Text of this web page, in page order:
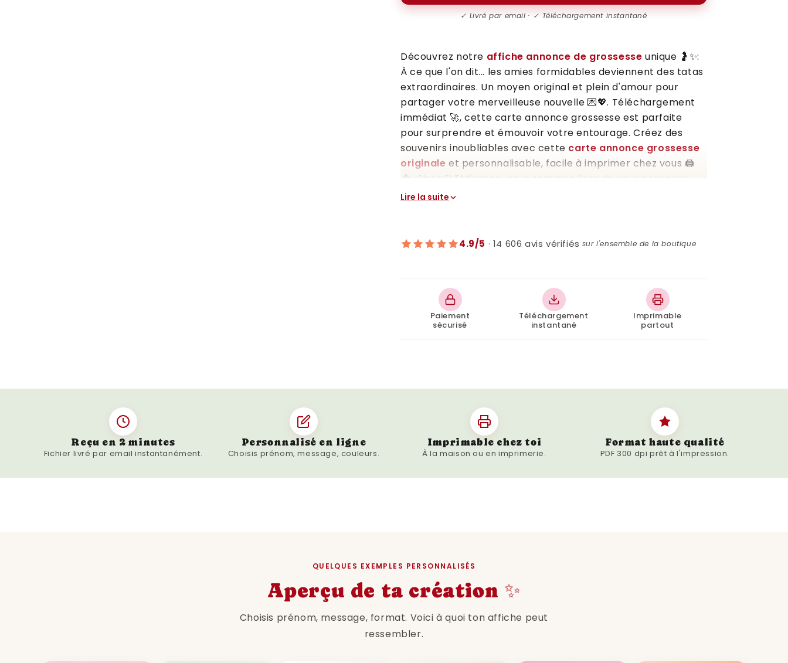
✓ Livré par email · ✓ Téléchargement instantané
Découvrez notre affiche annonce de grossesse unique 🤰✨:
À ce que l'on dit... les amies formidables deviennent des tatas
extraordinaires. Un moyen original et plein d'amour pour
partager votre merveilleuse nouvelle 💌💖. Téléchargement
immédiat 🚀, cette carte annonce grossesse est parfaite
pour surprendre et émouvoir votre entourage. Créez des
souvenirs inoubliables avec cette carte annonce grossesse
originale et personnalisable, facile à imprimer chez vous 🖨️
🏠. Chez FLTMfrance, nous sommes fiers de vous proposer
des posters de haute qualité, conçus avec amour 💕, pour
annoncer l'arrivée de votre petit trésor et faire de votre
Lire la suite
4.9/5 · 14 606 avis vérifiés sur l'ensemble de la boutique
Paiement
sécurisé
Téléchargement
instantané
Imprimable
partout
Reçu en 2 minutes
Fichier livré par email instantanément.
Personnalisé en ligne
Choisis prénom, message, couleurs.
Imprimable chez toi
À la maison ou en imprimerie.
Format haute qualité
PDF 300 dpi prêt à l'impression.
QUELQUES EXEMPLES PERSONNALISÉS
Aperçu de ta création ✨
Choisis prénom, message, format. Voici à quoi ton affiche peut
ressembler.